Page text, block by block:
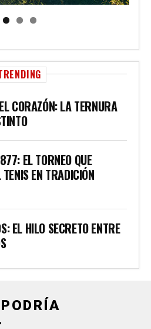
CORAZÓN: LA TERNURA
EL TORNEO QUE
EN TRADICIÓN
EL HILO SECRETO ENTRE